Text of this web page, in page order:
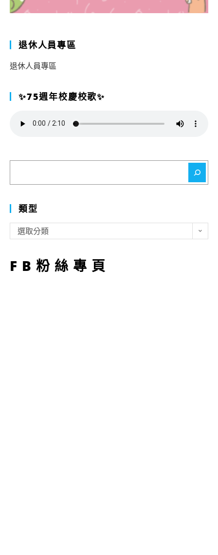
退休人員專區
退休人員專區
✨75週年校慶校歌✨
類型
型
選取分類
FB粉絲專頁